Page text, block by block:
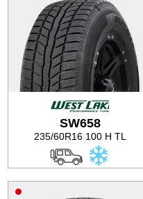
SW658
235/60R16 100 H TL